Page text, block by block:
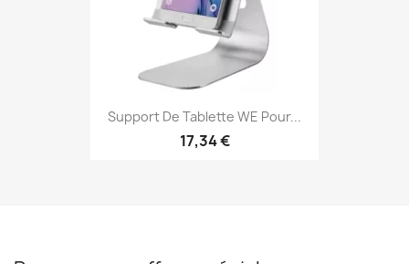
Support De Tablette WE Pour...
17,34 €